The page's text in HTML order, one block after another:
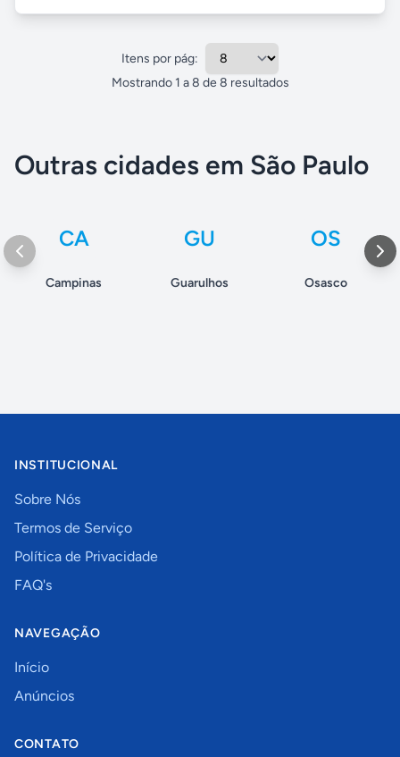
Itens por pág:
Mostrando 1 a8 de 8 resultados
Outras cidades em São Paulo
CA
Campinas
GU
Guarulhos
OS
Osasco
INSTITUCIONAL
Sobre Nós
Termos de Serviço
Política de Privacidade
FAQ's
NAVEGAÇÃO
Início
Anúncios
CONTATO